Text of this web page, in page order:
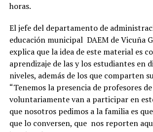
horas.
El jefe del departamento de
educación municipal DAEM de Vicuña
explica que la idea de este material es
aprendizaje de las y los estudiantes en
niveles, además de los que comparten
“Tenemos la presencia de profesores
voluntariamente van a participar en
que nosotros pedimos a la familia es
que lo conversen, que nos reporten